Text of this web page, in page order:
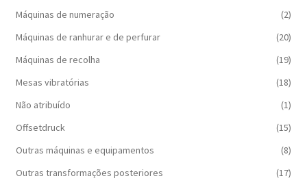
Máquinas de numeração
(2)
Máquinas de ranhurar e de perfurar
(20)
Máquinas de recolha
(19)
Mesas vibratórias
(18)
Não atribuído
(1)
Offsetdruck
(15)
Outras máquinas e equipamentos
(8)
Outras transformações posteriores
(17)